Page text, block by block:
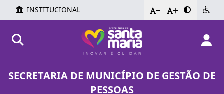
INSTITUCIONAL - +
SECRETARIA DE MUNICÍPIO DE GESTÃO DE
PESSOAS